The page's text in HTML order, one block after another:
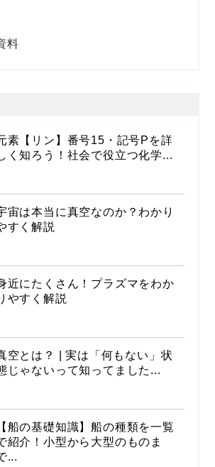
料
素【リン】番号15・記号Pを詳
く知ろう！社会で役立つ化学...
宙は本当に真空なのか？わかり
すく解説
近にたくさん！プラズマをわか
やすく解説
空とは？ | 実は「何もない」状
じゃないって知ってました...
【船の基礎知識】船の種類を一覧
紹介！小型から大型のものま
...